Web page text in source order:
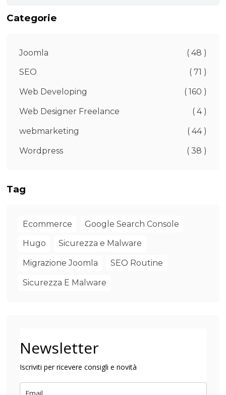
Categorie
Joomla ( 48 )
SEO ( 71 )
Web Developing ( 160 )
Web Designer Freelance ( 4 )
webmarketing ( 44 )
Wordpress ( 38 )
Tag
Ecommerce Google Search Console
Hugo Sicurezza e Malware
Migrazione Joomla SEO Routine
Sicurezza E Malware
Newsletter
Iscriviti per ricevere consigli e novità